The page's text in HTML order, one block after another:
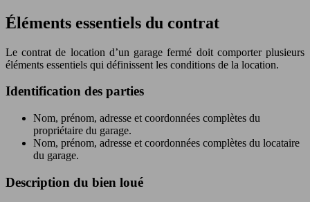
Éléments essentiels du contrat
Le contrat de location d’un garage fermé doit comporter plusieurs
éléments essentiels qui définissent les conditions de la location.
Identification des parties
Nom, prénom, adresse et coordonnées complètes du
propriétaire du garage.
Nom, prénom, adresse et coordonnées complètes du locataire
du garage.
Description du bien loué